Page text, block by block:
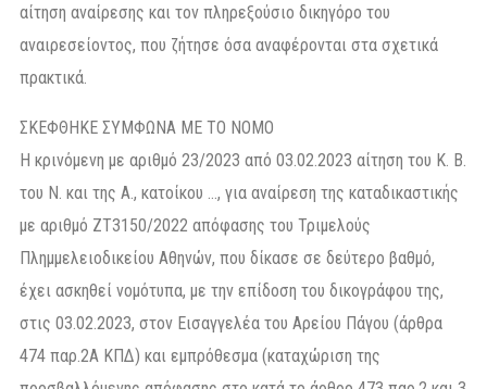
αίτηση αναίρεσης και τον πληρεξούσιο δικηγόρο του
αναιρεσείοντος, που ζήτησε όσα αναφέρονται στα σχετικά
πρακτικά.
ΣΚΕΦΘΗΚΕ ΣΥΜΦΩΝΑ ΜΕ ΤΟ ΝΟΜΟ
Η κρινόμενη με αριθμό 23/2023 από 03.02.2023 αίτηση του Κ. Β.
του Ν. και της Α., κατοίκου …, για αναίρεση της καταδικαστικής
με αριθμό ΖΤ3150/2022 απόφασης του Τριμελούς
Πλημμελειοδικείου Αθηνών, που δίκασε σε δεύτερο βαθμό,
έχει ασκηθεί νομότυπα, με την επίδοση του δικογράφου της,
στις 03.02.2023, στον Εισαγγελέα του Αρείου Πάγου (άρθρα
474 παρ.2Α ΚΠΔ) και εμπρόθεσμα (καταχώριση της